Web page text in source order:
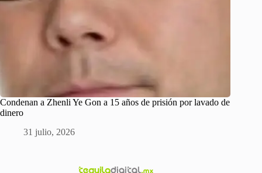
Condenan a Zhenli Ye Gon a 15 años de prisión por lavado de
dinero
31 julio, 2026